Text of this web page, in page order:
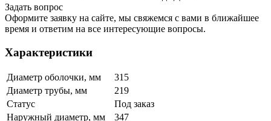
Задать вопрос
Оформите заявку на сайте, мы свяжемся с вами в ближайшее
время и ответим на все интересующие вопросы.
Характеристики
Диаметр оболочки, мм
315
Диаметр трубы, мм
219
Статус
Под заказ
Наружный диаметр, мм
347